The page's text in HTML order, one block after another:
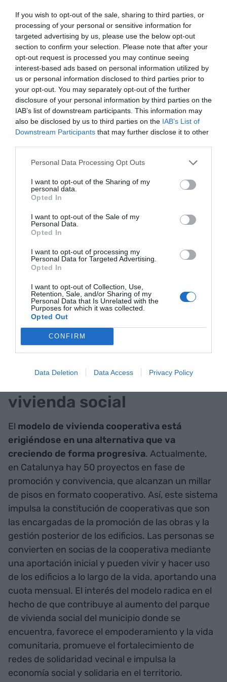
If you wish to opt-out of the sale, sharing to third parties, or
processing of your personal or sensitive information for
targeted advertising by us, please use the below opt-out
section to confirm your selection. Please note that after your
opt-out request is processed you may continue seeing
interest-based ads based on personal information utilized by
us or personal information disclosed to third parties prior to
your opt-out. You may separately opt-out of the further
disclosure of your personal information by third parties on the
IAB’s list of downstream participants. This information may
also be disclosed by us to third parties on the IAB’s List of
Downstream Participants that may further disclose it to other
Personal Data Processing Opt Outs
I want to opt-out of the Sharing of my
personal data.
Opted In
I want to opt-out of the Sale of my
Personal Data.
Opted In
I want to opt-out of processing my
Personal Data for Targeted Advertising.
Opted In
I want to opt-out of Collection, Use,
Retention, Sale, and/or Sharing of my
Personal Data that Is Unrelated with the
Purposes for which it was collected.
Opted Out
CONFIRM
Data Deletion Data Access Privacy Policy
cooperativas de vivienda”. Más allá del contacto
ágil, Francesc d’Assís destaca “el trato excelente
y la facilidad para entender las necesidades del
mundo cooperativo y las buenas condiciones
financieras de los créditos concedidos”.
El proyecto prevéla rehabilitación y adecuación
de la estructura industrial existentepara
disponer de 12 viviendas en planta primera y
planta segunda y espacios comunitarios en
planta baja y sótano. Igualmente, dispondrá de un
local comercial que prevé acoger algún proyecto
de un espacio polivalente y un espacio de trabajo,
entre otros.
Sobre el ICF, La Torreta
destaca “el trato excelente y
la facilidad para entender las
necesidades del mundo
cooperativo y las buenas
condiciones financieras de
los créditos concedidos”
Incremento del parque de
vivienda social
El modelo de vivienda cooperativa está
erigiéndose en una alternativa que va
creciendo de forma progresiva. Actualmente,
en Catalunya hay 50 proyectos en fase de
promoción y convivencia, que alcanzan un millar
de pisos en formato cooperativo. Así, este sistema
impulsa la constitución de cooperativas que son
las encargadas de la promoción de las obras y la
gestión posterior de los edificios. Las personas se
convierten en socias de la cooperativa mediante
una aportación inicial y pueden vivir y hacer uso
de los edificios a lo largo de la vida, aportando una
cuota mensual. El interés del modelo radica en el
hecho de que contribuye al aumento del parque
de vivienda social del municipio donde se
encuentra, favorece el empoderamiento y la vida
comunitaria, promueve el fortalecimiento de
redes de solidaridad vecinal e impulsa la
economía social y solidaria en el territorio.